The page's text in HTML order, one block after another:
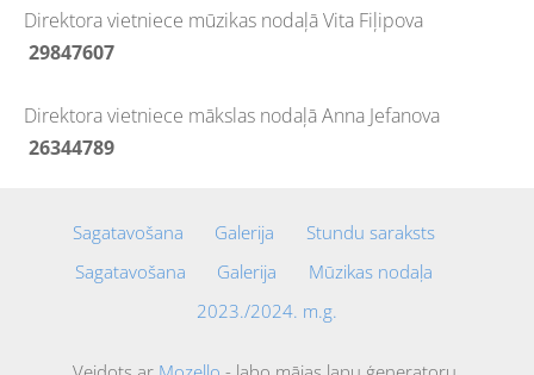
Direktora vietniece mūzikas nodaļā Vita Fiļipova
29847607
Direktora vietniece mākslas nodaļā Anna Jefanova
26344789
Sagatavošana Galerija
Stundu saraksts
Sagatavošana
Galerija
Mūzikas nodaļa
2023./2024. m.g.